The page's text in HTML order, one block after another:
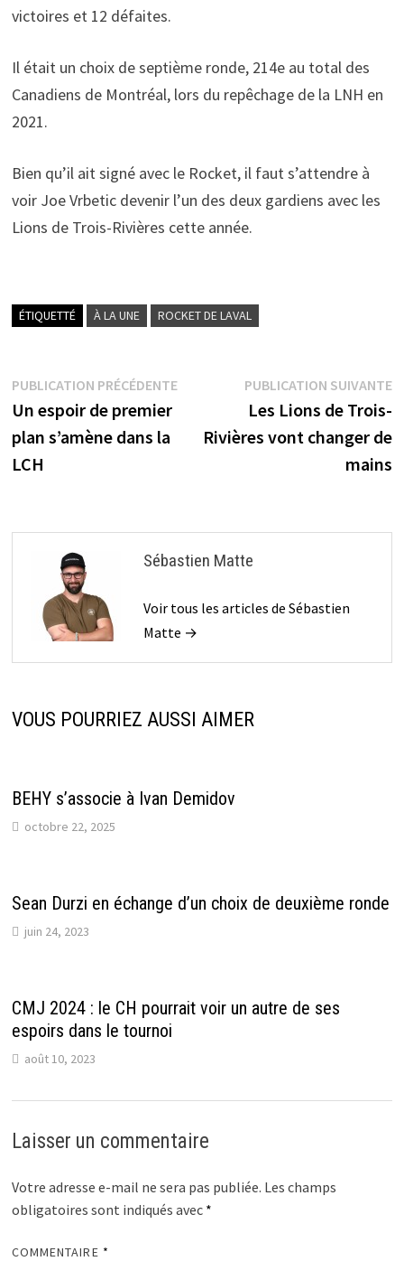
victoires et 12 défaites.
Il était un choix de septième ronde, 214e au total des
Canadiens de Montréal, lors du repêchage de la LNH en
2021.
Bien qu’il ait signé avec le Rocket, il faut s’attendre à
voir Joe Vrbetic devenir l’un des deux gardiens avec les
Lions de Trois-Rivières cette année.
ÉTIQUETTÉ À LA UNE ROCKET DE LAVAL
Navigation
de
l’article
PUBLICATION PRÉCÉDENTEPublication
précédente :
Un espoir de premier
plan s’amène dans la
LCH
PUBLICATION SUIVANTE
Les Lions de Trois-
Rivières vont changer de
mains
Sébastien Matte
Voir tous les articles de Sébastien
Matte →
VOUS POURRIEZ AUSSI AIMER
BEHY s’associe à Ivan Demidov
octobre 22, 2025
Sean Durzi en échange d’un choix de deuxième ronde
juin 24, 2023
CMJ 2024 : le CH pourrait voir un autre de ses
espoirs dans le tournoi
août 10, 2023
Laisser un commentaire
Votre adresse e-mail ne sera pas publiée. Les champs
obligatoires sont indiqués avec *
COMMENTAIRE *